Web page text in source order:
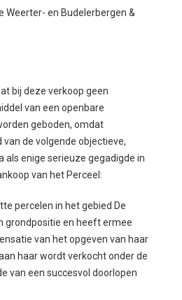
Weerter- en Budelerbergen &
bij deze verkoop geen
van een openbare
geboden, omdat
de volgende objectieve,
als enige serieuze gegadigde in
van het Perceel:
percelen in het gebied De
grondpositie en heeft ermee
van het opgeven van haar
haar wordt verkocht onder de
van een succesvol doorlopen